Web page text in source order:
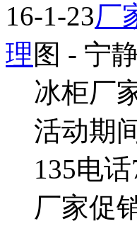
16-1-23厂
理图 - 宁
冰柜厂
活动期
135电
厂家促